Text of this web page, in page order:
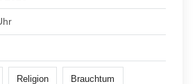
Religion Brauchtum